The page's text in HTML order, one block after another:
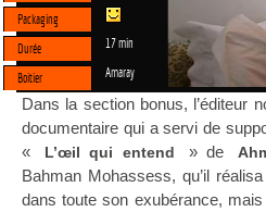
Packaging
Durée
17 min
Boitier Amaray
Dans la section bonus, l’éditeur
documentaire qui a servi de
«
L’œil qui entend » de
Bahman Mohassess, qu’il
dans toute son exubérance,